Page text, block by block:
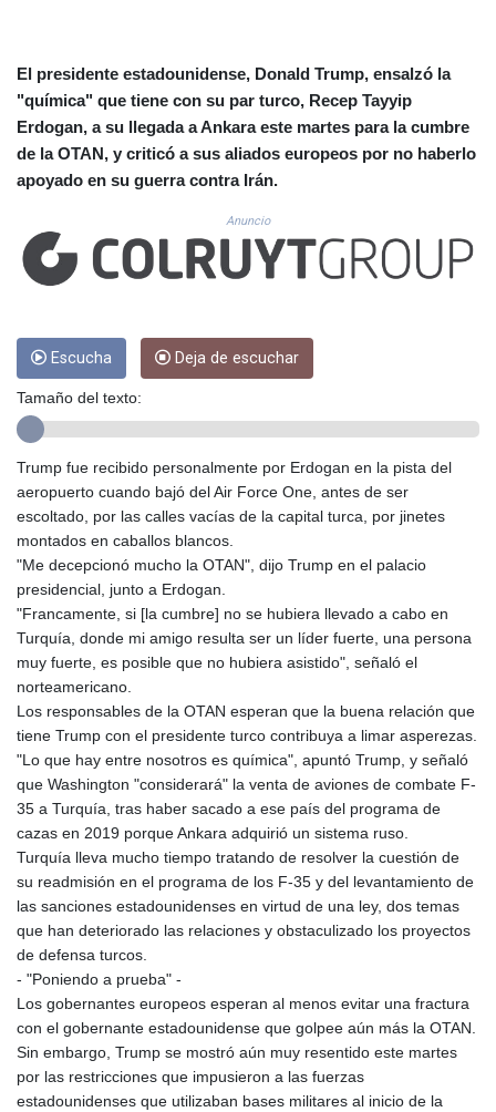
CZK 24.270279
DJF 205.33259
DKK 7.475775
DOP 67.310518
DZD 153.693346
ERN 17.342436
ETB 186.10863
FJD 2.553443
GEL 3.018079
GGP 0.857585
GIP 0.857585
GMD 84.980911
GNF 10126.955552
GTQ 8.797491
GYD 241.183453
HNL 30.905421
HTG 150.766609
HUF 363.454703
IDR 20538.069336
IMP 0.857585
INR 110.147015
IQD 1510.466959
IRR
1590359.224806
ISK 142.612646
JEP 0.857585
JMD 183.115818
JOD 0.819729
JPY 183.485869
KHR 4683.447881
KMF 492.524896
KRW 1640.253536
KWD 0.357104
KYD 0.960897
El presidente estadounidense, Donald Trump, ensalzó la
"química" que tiene con su par turco, Recep Tayyip
Erdogan, a su llegada a Ankara este martes para la cumbre
de la OTAN, y criticó a sus aliados europeos por no haberlo
apoyado en su guerra contra Irán.
Anuncio
Escucha Deja de escuchar
Tamaño del texto:
Trump fue recibido personalmente por Erdogan en la pista del
aeropuerto cuando bajó del Air Force One, antes de ser
escoltado, por las calles vacías de la capital turca, por jinetes
montados en caballos blancos.
"Me decepcionó mucho la OTAN", dijo Trump en el palacio
presidencial, junto a Erdogan.
"Francamente, si [la cumbre] no se hubiera llevado a cabo en
Turquía, donde mi amigo resulta ser un líder fuerte, una persona
muy fuerte, es posible que no hubiera asistido", señaló el
norteamericano.
Los responsables de la OTAN esperan que la buena relación que
tiene Trump con el presidente turco contribuya a limar asperezas.
"Lo que hay entre nosotros es química", apuntó Trump, y señaló
que Washington "considerará" la venta de aviones de combate F-
35 a Turquía, tras haber sacado a ese país del programa de
cazas en 2019 porque Ankara adquirió un sistema ruso.
Turquía lleva mucho tiempo tratando de resolver la cuestión de
su readmisión en el programa de los F-35 y del levantamiento de
las sanciones estadounidenses en virtud de una ley, dos temas
que han deteriorado las relaciones y obstaculizado los proyectos
de defensa turcos.
- "Poniendo a prueba" -
Los gobernantes europeos esperan al menos evitar una fractura
con el gobernante estadounidense que golpee aún más la OTAN.
Sin embargo, Trump se mostró aún muy resentido este martes
por las restricciones que impusieron a las fuerzas
estadounidenses que utilizaban bases militares al inicio de la